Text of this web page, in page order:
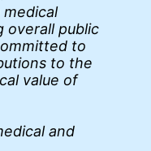
overall public
to
to the
value of
and